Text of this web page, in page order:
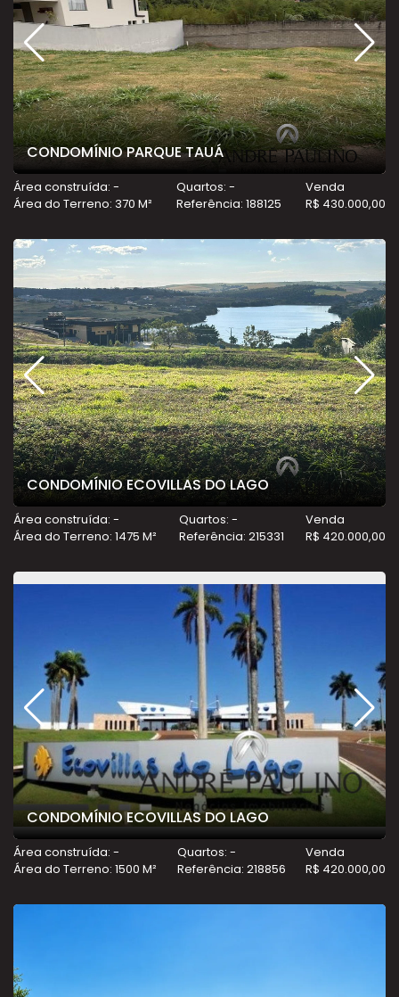
CONDOMÍNIO PARQUE TAUÁ
Área construída: -
Área do Terreno: 370 M²
Quartos: -
Referência: 188125
Venda
R$ 430.000,00
CONDOMÍNIO ECOVILLAS DO LAGO
Área construída: -
Área do Terreno: 1475 M²
Quartos: -
Referência: 215331
Venda
R$ 420.000,00
CONDOMÍNIO ECOVILLAS DO LAGO
Área construída: -
Área do Terreno: 1500 M²
Quartos: -
Referência: 218856
Venda
R$ 420.000,00